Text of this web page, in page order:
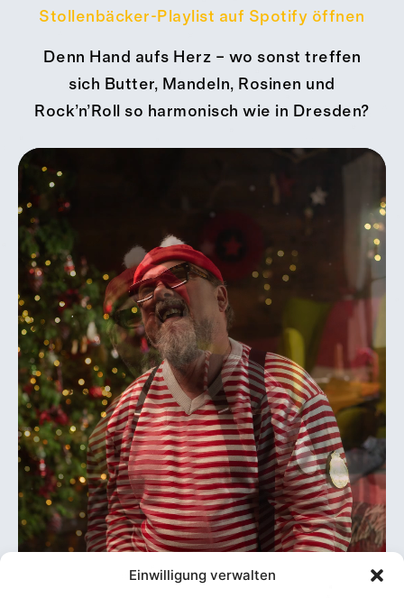
Einwilligung verwalten
Stollenbäcker-Playlist auf Spotify öffnen
Denn Hand aufs Herz – wo sonst treffen
sich Butter, Mandeln, Rosinen und
Rock’n’Roll so harmonisch wie in Dresden?